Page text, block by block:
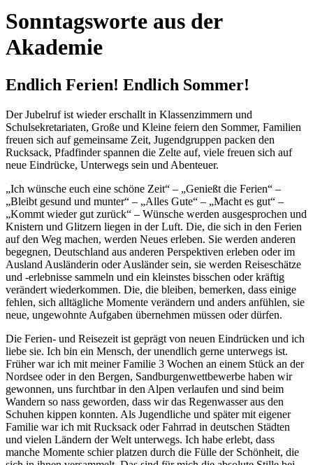
Sonntagsworte aus der
Akademie
Endlich Ferien! Endlich Sommer!
Der Jubelruf ist wieder erschallt in Klassenzimmern und
Schulsekretariaten, Große und Kleine feiern den Sommer, Familien
freuen sich auf gemeinsame Zeit, Jugendgruppen packen den
Rucksack, Pfadfinder spannen die Zelte auf, viele freuen sich auf
neue Eindrücke, Unterwegs sein und Abenteuer.
„Ich wünsche euch eine schöne Zeit“ – „Genießt die Ferien“ –
„Bleibt gesund und munter“ – „Alles Gute“ – „Macht es gut“ –
„Kommt wieder gut zurück“ – Wünsche werden ausgesprochen und
Knistern und Glitzern liegen in der Luft. Die, die sich in den Ferien
auf den Weg machen, werden Neues erleben. Sie werden anderen
begegnen, Deutschland aus anderen Perspektiven erleben oder im
Ausland Ausländerin oder Ausländer sein, sie werden Reiseschätze
und -erlebnisse sammeln und ein kleinstes bisschen oder kräftig
verändert wiederkommen. Die, die bleiben, bemerken, dass einige
fehlen, sich alltägliche Momente verändern und anders anfühlen, sie
neue, ungewohnte Aufgaben übernehmen müssen oder dürfen.
Die Ferien- und Reisezeit ist geprägt von neuen Eindrücken und ich
liebe sie. Ich bin ein Mensch, der unendlich gerne unterwegs ist.
Früher war ich mit meiner Familie 3 Wochen an einem Stück an der
Nordsee oder in den Bergen, Sandburgenwettbewerbe haben wir
gewonnen, uns furchtbar in den Alpen verlaufen und sind beim
Wandern so nass geworden, dass wir das Regenwasser aus den
Schuhen kippen konnten. Als Jugendliche und später mit eigener
Familie war ich mit Rucksack oder Fahrrad in deutschen Städten
und vielen Ländern der Welt unterwegs. Ich habe erlebt, dass
manche Momente schier platzen durch die Fülle der Schönheit, die